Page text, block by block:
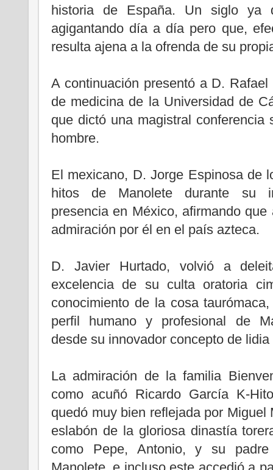
historia de España. Un siglo
agigantando día a día pero que,
resulta ajena a la ofrenda de su
A continuación presentó a D.
de medicina de la Universidad de
que dictó una magistral
hombre.
El mexicano, D. Jorge Espinosa de
hitos de Manolete durante su
presencia en México, afirmando
admiración por él en el país azteca.
D. Javier Hurtado, volvió a
excelencia de su culta oratoria
conocimiento de la cosa
perfil humano y profesional de
desde su innovador concepto de
La admiración de la familia
como acuñó Ricardo García K-
quedó muy bien reflejada por
eslabón de la gloriosa dinastía
como Pepe, Antonio, y su